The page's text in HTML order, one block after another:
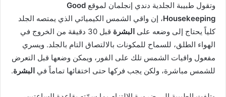
وتقول طبيبة الجلدية دندي إنجلمان لموقع Good
Housekeeping، إن واقي الشمس الكيميائي الذي يمتصه الجلد
كلياً يحتاج إلى وضعه على البشرة
قبل 30 دقيقة من الخروج في
الهواء الطلق، للسماح للمكونات بالالتصاق التام بالجلد. ويسري
مفعول واقيات الشمس تلك على الفور، ويمكن وضعها قبل التعرض
للشمس مباشرة، ولكن يجب فركها حتى اختفائها تماماً في البشرة.